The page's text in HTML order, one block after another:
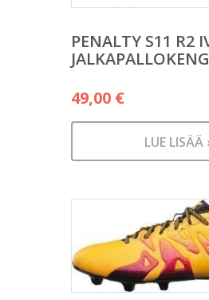
PENALTY S11 R2
49,00 €
LUE LISÄÄ